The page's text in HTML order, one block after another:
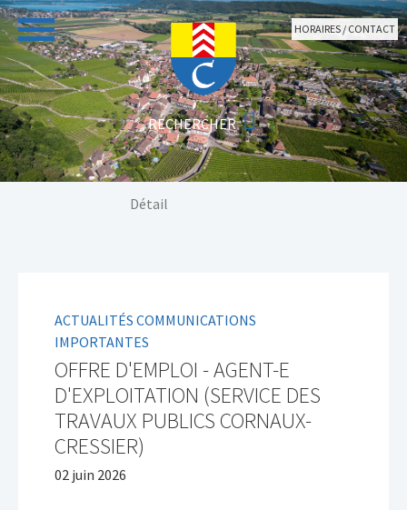
Aller au contenu principal
HORAIRES / CONTACT
Détail
ACTUALITÉS COMMUNICATIONS
IMPORTANTES
OFFRE D'EMPLOI - AGENT-E
D'EXPLOITATION (SERVICE DES
TRAVAUX PUBLICS CORNAUX-
CRESSIER)
02 juin 2026